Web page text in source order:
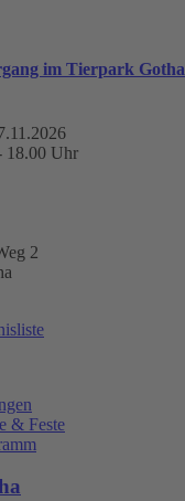
im Tierpark Gotha
18.00 Uhr
2
& Feste